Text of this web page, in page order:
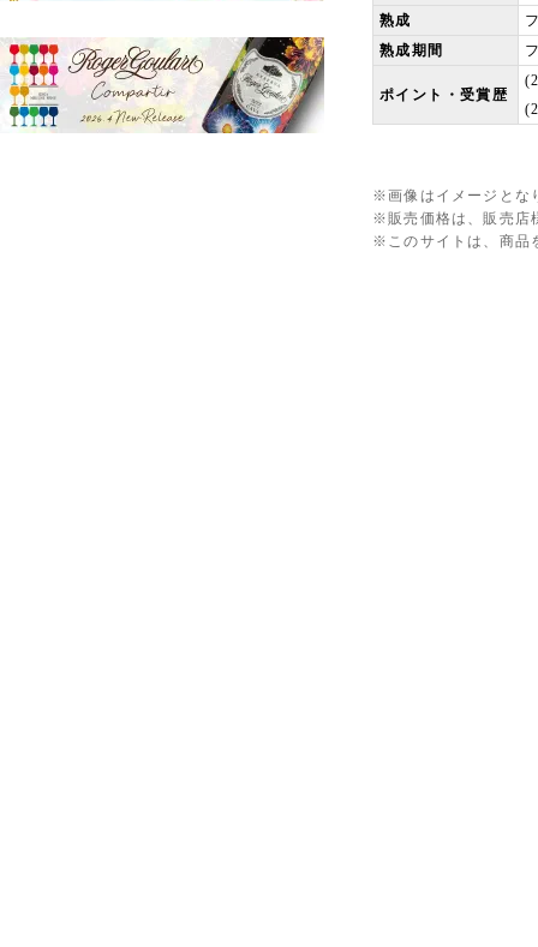
熟成
熟成期間
ポイント・受賞歴
※画像はイメージとな
※販売価格は、販売店
※このサイトは、商品